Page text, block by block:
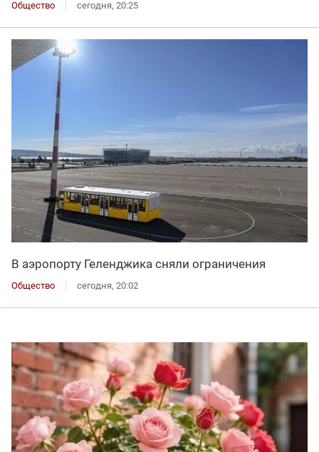
Общество сегодня, 20:25
В аэропорту Геленджика сняли ограничения
Общество сегодня, 20:02